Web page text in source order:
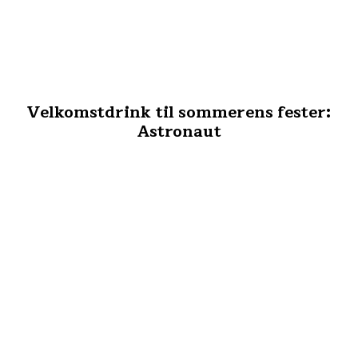
Velkomstdrink til sommerens fester:
Astronaut